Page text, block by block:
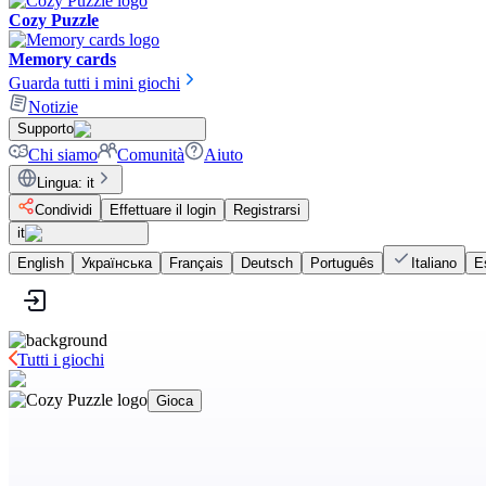
Cozy Puzzle
Memory cards
Guarda tutti i mini giochi
Notizie
Supporto
Chi siamo Comunità Aiuto
Lingua: it
Condividi
Effettuare il login
Registrarsi
it
English
Українська Français Deutsch Português Italiano
Tutti i giochi
Gioca